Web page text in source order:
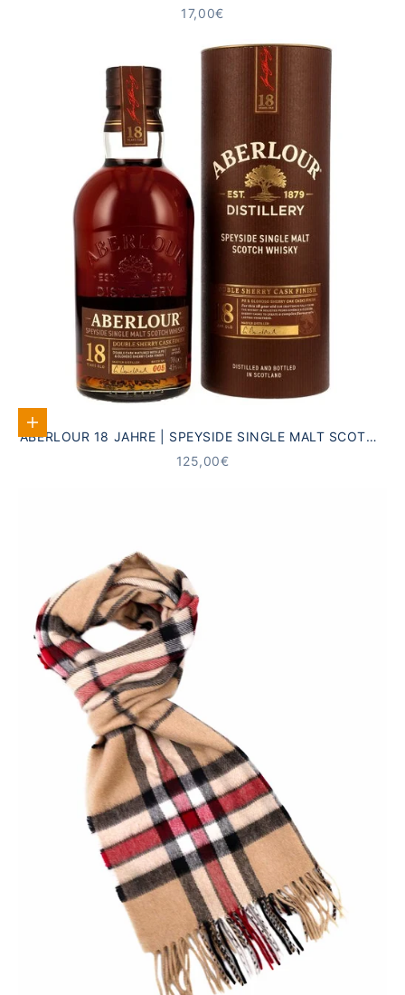
NORTH GLENCOE
ANGEBOT
17,00€
In den Warenkorb
ABERLOUR 18 JAHRE | SPEYSIDE SINGLE MALT SCOTCH
WHISKY
ANGEBOT
125,00€